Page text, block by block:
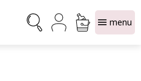
NÁKUPNÍ
KOŠÍK